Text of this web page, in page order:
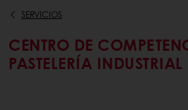
SERVICIOS
CENTRO DE
PASTELERÍA INDUSTRIAL